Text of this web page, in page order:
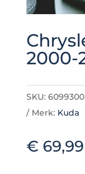
2000-
SKU: 6099300
Merk: Kuda
€ 69,99